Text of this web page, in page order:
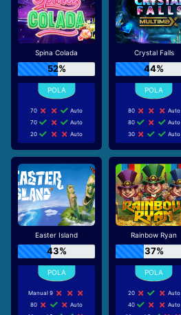
Spina Colada
52%
70
Auto
70
Auto
20
Auto
Crystal Falls
44%
80
Auto
80
Auto
30
Auto
Easter Island
43%
Manual 9
80
Auto
Rainbow Ryan
37%
20
Auto
40
Auto